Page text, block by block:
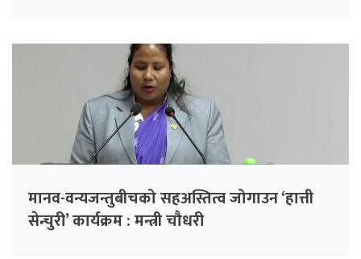
मानव-वन्यजन्तुबीचको सहअस्तित्व जोगाउन ‘हात्ती
सेन्चुरी’ कार्यक्रम : मन्त्री चौधरी